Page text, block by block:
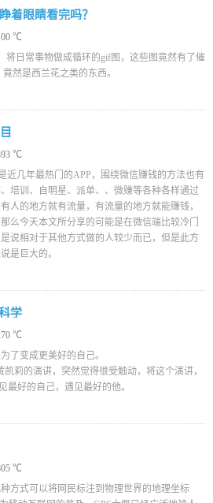
着眼睛看完吗？
℃
将日常事物做成循环的gif图，这些图竟然有了催
然是西兰花之类的东西。
℃
近几年最热门的APP，围绕微信赚钱的方法也有
培训、自明星、派单、、微赚等各种各样通过
人的地方就有流量，有流量的地方就能赚钱，
么今天本文所分享的可能是在微信端比较冷门
说相对于其他方式做的人较少而已，但是此方
是巨大的。
学
℃
了变成更美好的自己。
莉的演讲，突然觉得很受触动，将这个演讲，
最好的自己，遇见最好的他。
℃
方式可以将网民标注到物理世界的地理坐标